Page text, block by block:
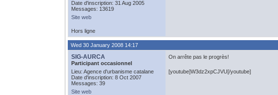
Date d'inscription: 31 Aug 2005
Messages: 13619
Site web
Hors ligne
Wed 30 January 2008 14:17
SIG-AURCA
Participant occasionnel
Lieu: Agence d'urbanisme catalane
Date d'inscription: 8 Oct 2007
Messages: 39
Site web
On arrête pas le progrès!
[youtube]W3dz2xpCJVU[/youtube]